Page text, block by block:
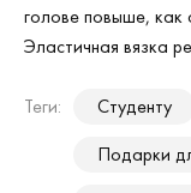
голове повыше, как
Эластичная вязка
Теги: Студенту
Подарки